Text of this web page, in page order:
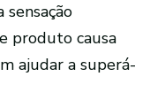
produto causa
ajudar a superá-